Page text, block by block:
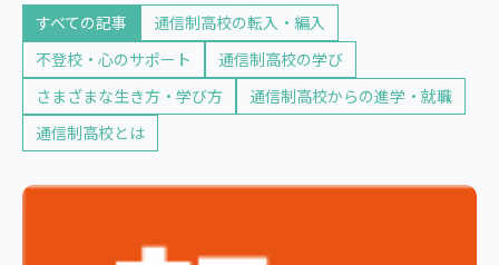
すべての記事
通信制高校の転入・編入
不登校・心のサポート
通信制高校の学び
さまざまな生き方・学び方
通信制高校からの進学・就職
通信制高校とは